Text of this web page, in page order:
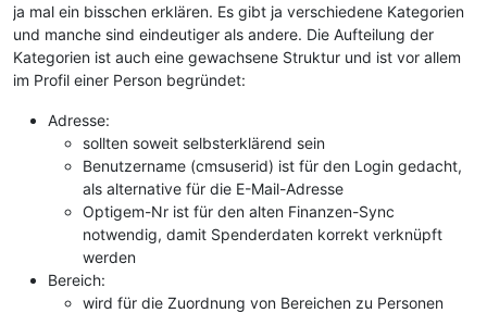
ja mal ein bisschen erklären. Es gibt ja verschiedene Kategorien
und manche sind eindeutiger als andere. Die Aufteilung der
Kategorien ist auch eine gewachsene Struktur und ist vor allem
im Profil einer Person begründet:
Adresse:
sollten soweit selbsterklärend sein
Benutzername (cmsuserid) ist für den Login gedacht,
als alternative für die E-Mail-Adresse
Optigem-Nr ist für den alten Finanzen-Sync
notwendig, damit Spenderdaten korrekt verknüpft
werden
Bereich:
wird für die Zuordnung von Bereichen zu Personen